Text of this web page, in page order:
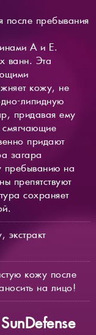
после пребывания
А и Е.
ванн. Эта
кожу, не
липидную
придавая ему
придают
загара
пребыванию на
препятствуют
сохраняет
экстракт
кожу после
на лицо!